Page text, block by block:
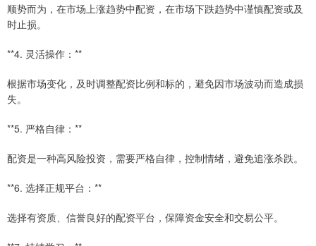
顺势而为，在市场上涨趋势中配资，在市场下跌趋势中谨慎配资或及
时止损。
**4. 灵活操作：**
根据市场变化，及时调整配资比例和标的，避免因市场波动而造成损
失。
**5. 严格自律：**
配资是一种高风险投资，需要严格自律，控制情绪，避免追涨杀跌。
**6. 选择正规平台：**
选择有资质、信誉良好的配资平台，保障资金安全和交易公平。